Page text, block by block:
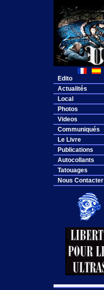
Edito
Actualités
Local
Photos
Videos
Communiqués
Le Livre
Publications
Autocollants
Tatouages
Nous Contacter